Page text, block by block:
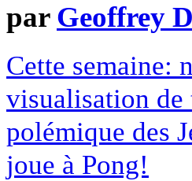
par Geoffrey
Cette semaine:
visualisation de
polémique des
joue à Pong!